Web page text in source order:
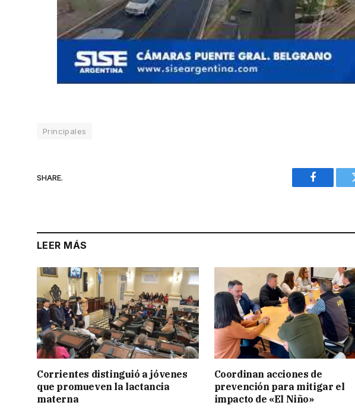
Principales
SHARE.
Facebook
LEER MÁS
Corrientes distinguió a jóvenes
que promueven la lactancia
materna
Coordinan acciones de
prevención para mitigar el
impacto de «El Niño»